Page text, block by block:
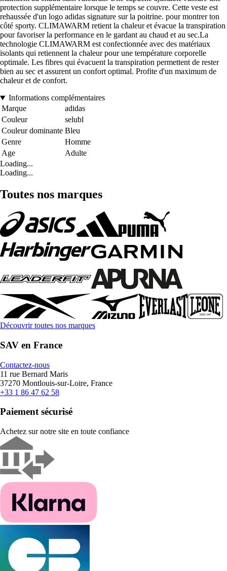
protection supplémentaire lorsque le temps se couvre. Cette veste est
rehaussée d'un logo adidas signature sur la poitrine. pour montrer ton
côté sporty. CLIMAWARM retient la chaleur et évacue la transpiration
pour favoriser la performance en le gardant au chaud et au sec.La
technologie CLIMAWARM est confectionnée avec des matériaux
isolants qui retiennent la chaleur pour une température corporelle
optimale. Les fibres qui évacuent la transpiration permettent de rester
bien au sec et assurent un confort optimal. Profite d'un maximum de
chaleur et de confort.
Informations complémentaires
Marque
adidas
Couleur
selubl
Couleur dominante Bleu
Genre
Homme
Age
Adulte
Loading...
Loading...
Toutes nos marques
Découvrir toutes nos marques
SAV en France
Contactez-nous
11 rue Bernard Maris
37270 Montlouis-sur-Loire, France
+33 1 86 47 62 58
Paiement sécurisé
Achetez sur notre site en toute confiance